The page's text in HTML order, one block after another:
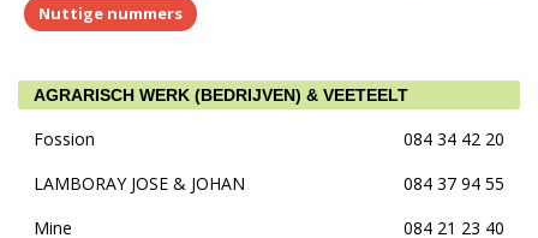
Nuttige nummers
AGRARISCH WERK (BEDRIJVEN) & VEETEELT
Fossion
084 34 42 20
LAMBORAY JOSE & JOHAN
084 37 94 55
Mine
084 21 23 40